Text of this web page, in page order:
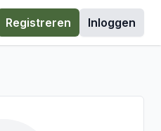
Registreren Inloggen